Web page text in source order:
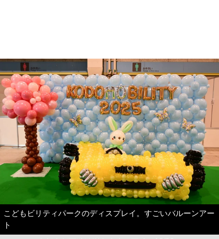
こどもビリティパークのディスプレイ。すごいバルーンアー
ト